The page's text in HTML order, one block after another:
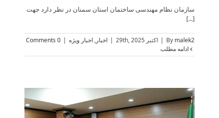
سازمان نظام مهندسی ساختمان استان سمنان در نظر دارد جهت
[...]
By malek2
| اکتبر 29th, 2025 | اخبار, اخبار ویژه |
0 Comments
ادامه مطلب